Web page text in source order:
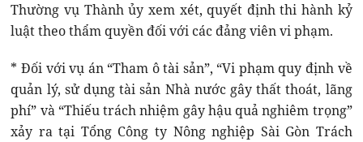
Thường vụ Thành ủy xem xét, quyết định thi hành kỷ
luật theo thẩm quyền đối với các đảng viên vi phạm.
* Đối với vụ án “Tham ô tài sản”, “Vi phạm quy định về
quản lý, sử dụng tài sản Nhà nước gây thất thoát, lãng
phí” và “Thiếu trách nhiệm gây hậu quả nghiêm trọng”
xảy ra tại Tổng Công ty Nông nghiệp Sài Gòn Trách